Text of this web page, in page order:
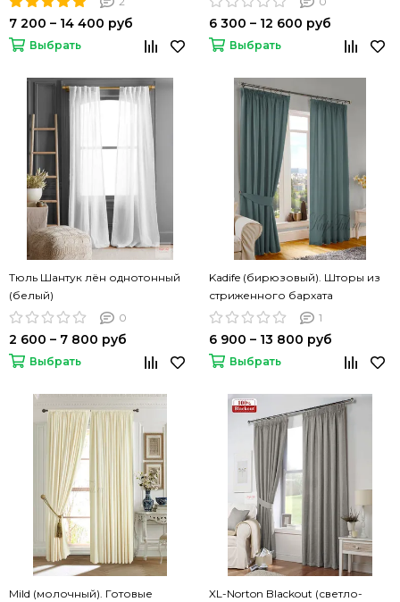
7 200 – 14 400 руб
Выбрать
6 300 – 12 600 руб
Выбрать
Тюль Шантук лён однотонный
(белый)
0
2 600 – 7 800 руб
Выбрать
Kadife (бирюзовый). Шторы из
стриженного бархата
1
6 900 – 13 800 руб
Выбрать
Mild (молочный). Готовые
XL-Norton Blackout (светло-